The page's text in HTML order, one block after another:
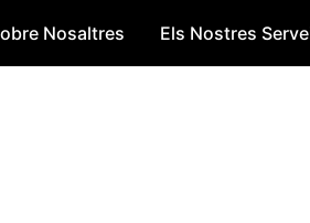
Nosaltres Els Nostres